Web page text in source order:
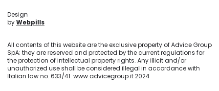
Design
byWebpills
All contents of this website are the exclusive property of Advice Group
SpA; they are reserved and protected by the current regulations for
the protection of intellectual property rights. Any illicit and/or
unauthorized use shall be considered illegal in accordance with
Italian law no. 633/41. www.advicegroup.it 2024